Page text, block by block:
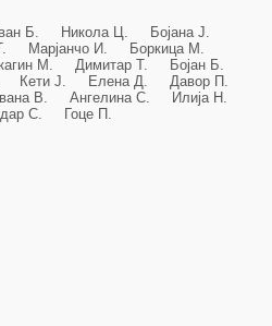
Б. Никола Ц. Бојана Ј.
Т. Марјанчо И. Боркица М.
М. Димитар Т. Бојан Б.
Ј. Елена Д. Давор П.
В. Ангелина С. Илија Н.
С. Гоце П.